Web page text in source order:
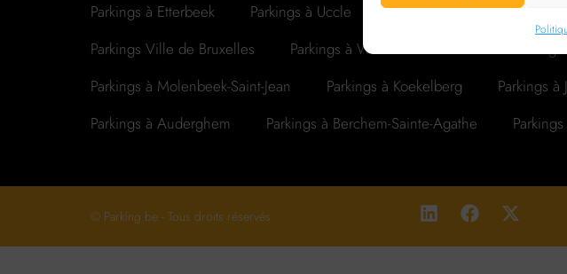
Parkings à Etterbeek Parkings à Uccle Parkings à Forest
Parkings Ville de Bruxelles
Parkings à Watermael-Boitsfort
Parkings à Molenbeek-Saint-Jean
Parkings à Koekelberg Parkings à
Parkings à Auderghem
Parkings à Berchem-Sainte-Agathe
© Parking.be - Tous droits réservés.